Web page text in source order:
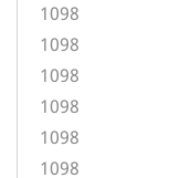
1098
1098
1098
1098
1098
1098